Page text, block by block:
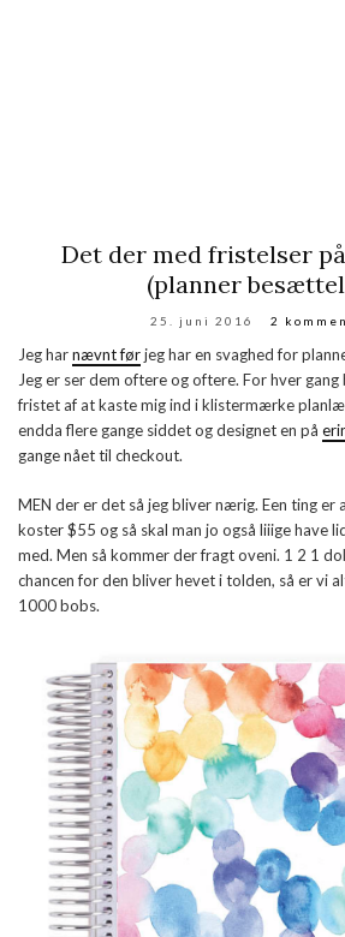
Det der med fristelser
(planner
25. juni 2016 2
Jeg harnævnt førjeg har en svaghed for
Jeg er ser dem oftere og oftere. For hver
fristet af at kaste mig ind i klistermærke
endda flere gange siddet og designet en på
gange nået til checkout.
MEN der er det så jeg bliver nærig. Een ting er
koster $55 og så skal man jo også liiige have
med. Men så kommer der fragt oveni. 1 2 1
chancen for den bliver hevet i tolden, så er vi
1000 bobs.